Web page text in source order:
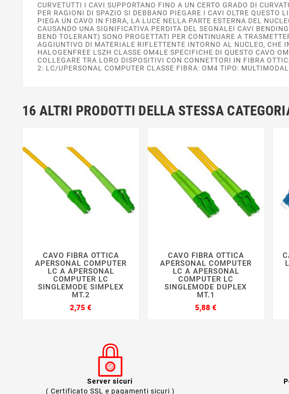
CURVETUTTI I CAVI SUPPORTANO FINO A UN CERTO GRADO DI
PER RAGIONI DI SPAZIO SI DEBBANO PIEGARE I CAVI OLTRE
PIEGA UN CAVO IN FIBRA, LA LUCE NELLA PARTE ESTERNA DEL
CAUSANDO UNA SIGNIFICATIVA PERDITA DEL SEGNALEI CAVI
BEND TOLERANT) SONO PROGETTATI PER CONTINUARE A
AGGIUNTIVO DI MATERIALE RIFLETTENTE INTORNO AL NUCLEO,
HALOGENFREE LSZH CLASSE OM4LE SPECIFICHE DI QUESTO CAVO
COLLEGARE TRA LORO DISPOSITIVI CON CONNETTORI IN FIBRA
2: LC/UPERSONAL COMPUTER CLASSE FIBRA: OM4 TIPO:
16 ALTRI PRODOTTI DELLA STESSA
   
CAVO FIBRA OTTICA
APERSONAL COMPUTER
LC A APERSONAL
COMPUTER LC
SINGLEMODE SIMPLEX
MT.2
2,75 €
   
CAVO FIBRA OTTICA
APERSONAL COMPUTER
LC A APERSONAL
COMPUTER LC
SINGLEMODE DUPLEX
MT.1
5,88 €
Server sicuri
( Certificato SSL e pagamenti sicuri )